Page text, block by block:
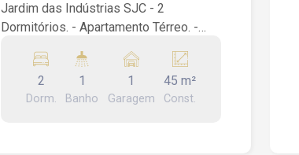
Jardim das Indústrias SJC - 2
Dormitórios. - Apartamento Térreo. -
Lazer e Elevadores. Excelente apto de
45 m² com 2 dormitórios, banheiro
social, sala 2 ambientes, cozinha e área
2
Dorm.
1
Banho
1
Garagem
45 m²
Const.